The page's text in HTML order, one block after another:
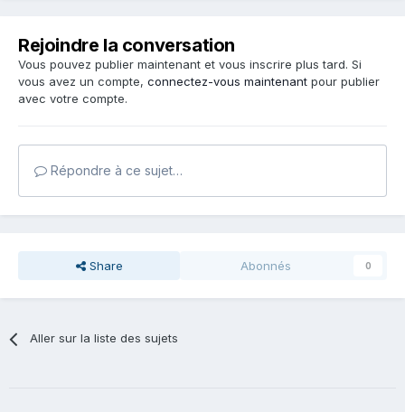
Rejoindre la conversation
Vous pouvez publier maintenant et vous inscrire plus tard. Si
vous avez un compte, connectez-vous maintenant pour publier
avec votre compte.
Répondre à ce sujet…
Share Abonnés 0
Aller sur la liste des sujets